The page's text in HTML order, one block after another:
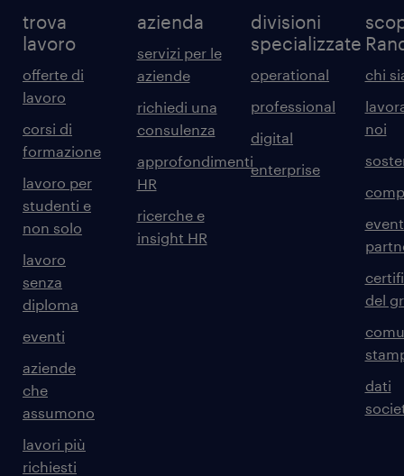
trova
lavoro
offerte di
lavoro
corsi di
formazione
lavoro per
studenti e
non solo
lavoro
senza
diploma
eventi
aziende
che
assumono
lavori più
richiesti
azienda
servizi per le
aziende
richiedi una
consulenza
approfondimenti
HR
ricerche e
insight HR
divisioni
specializzate
operational
professional
digital
enterprise
chi
noi
del
dati